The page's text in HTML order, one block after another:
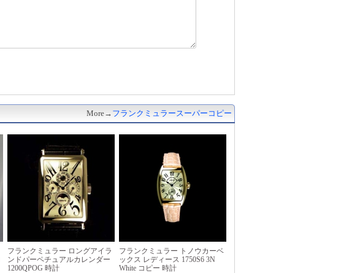
More→ フランクミュラースーパーコピー
フランクミュラー ロングアイラ
ンドパーペチュアルカレンダー
1200QPOG 時計
フランクミュラー トノウカーベ
ックス レディース 1750S6 3N
White コピー 時計